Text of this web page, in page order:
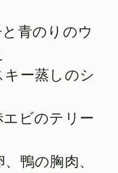
青のりのウ
ー蒸しのシ
ビのテリー
鴨の胸肉、